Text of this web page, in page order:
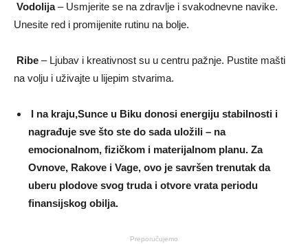
Vodolija– Usmjerite se na zdravlje i svakodnevne navike.
Unesite red i promijenite rutinu na bolje.
Ribe – Ljubav i kreativnost su u centru pažnje. Pustite mašti
na volju i uživajte u lijepim stvarima.
I na kraju,Sunce u Biku donosi energiju stabilnosti i
nagrađuje sve što ste do sada uložili – na
emocionalnom, fizičkom i materijalnom planu. Za
Ovnove, Rakove i Vage, ovo je savršen trenutak da
uberu plodove svog truda i otvore vrata periodu
finansijskog obilja.
Preporučujemo